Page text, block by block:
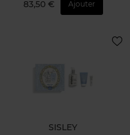
83,50 € Ajouter
SISLEY